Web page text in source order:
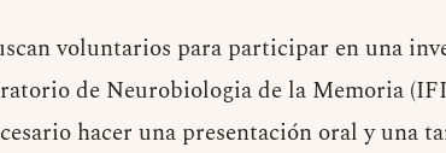
voluntarios para participar en una
de Neurobiologia de la Memoria
hacer una presentación oral y una